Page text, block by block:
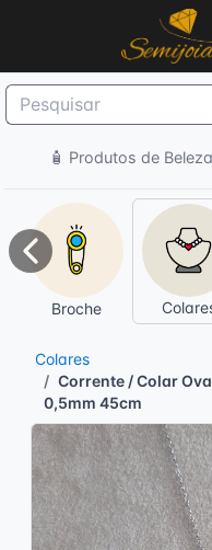
🧴 Produtos de Beleza
Broche
Anterior
Colares
Corrente / Colar
0,5mm 45cm